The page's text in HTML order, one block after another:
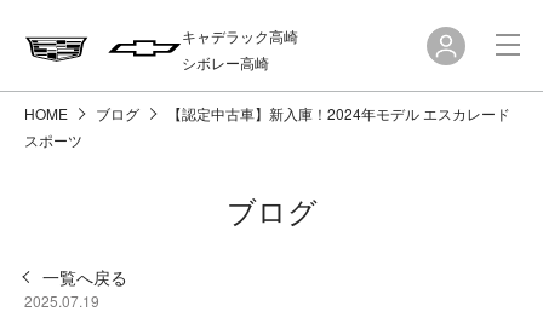
キャデラック高崎
シボレー高崎
HOME ブログ
【認定中古車】新入庫！2024年モデル エスカレード
スポーツ
ブログ
一覧へ戻る
2025.07.19